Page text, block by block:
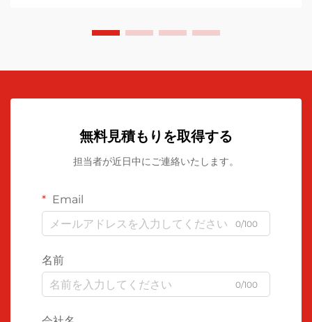
無料見積もりを取得する
担当者が近日中にご連絡いたします。
Email
0/100
名前
0/100